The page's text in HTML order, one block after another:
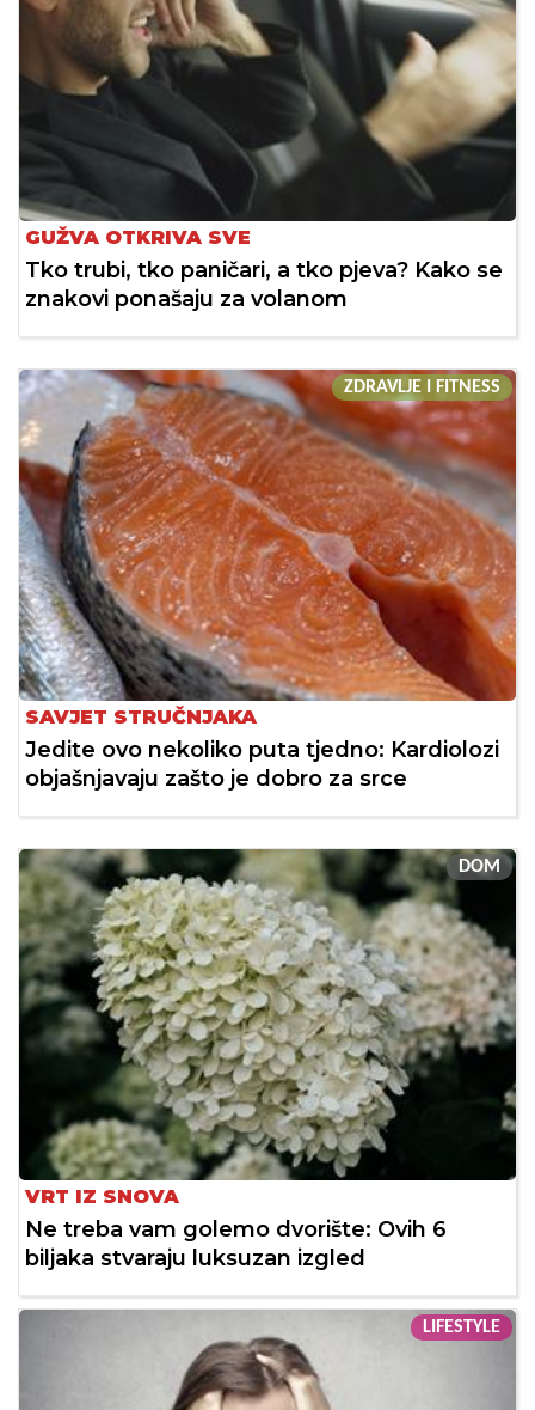
GUŽVA OTKRIVA SVE
Tko trubi, tko paničari, a tko pjeva? Kako se
znakovi ponašaju za volanom
ZDRAVLJE I FITNESS
SAVJET STRUČNJAKA
Jedite ovo nekoliko puta tjedno: Kardiolozi
objašnjavaju zašto je dobro za srce
DOM
VRT IZ SNOVA
Ne treba vam golemo dvorište: Ovih 6
biljaka stvaraju luksuzan izgled
LIFESTYLE